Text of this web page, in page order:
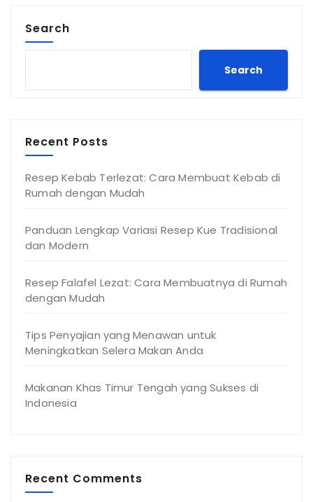
Search
Search
Recent Posts
Resep Kebab Terlezat: Cara Membuat Kebab di
Rumah dengan Mudah
Panduan Lengkap Variasi Resep Kue Tradisional
dan Modern
Resep Falafel Lezat: Cara Membuatnya di Rumah
dengan Mudah
Tips Penyajian yang Menawan untuk
Meningkatkan Selera Makan Anda
Makanan Khas Timur Tengah yang Sukses di
Indonesia
Recent Comments